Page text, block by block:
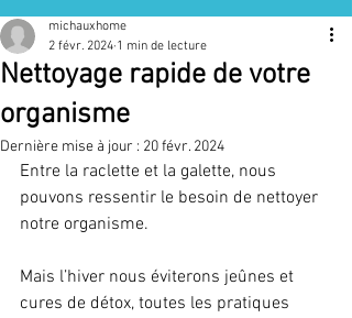
Nettoyage rapide de votre
organisme
michauxhome
2 févr. 2024 1 min de lecture
Dernière mise à jour : 20 févr. 2024
Entre la raclette et la galette, nous
pouvons ressentir le besoin de nettoyer
notre organisme.
Mais l’hiver nous éviterons jeûnes et
cures de détox, toutes les pratiques